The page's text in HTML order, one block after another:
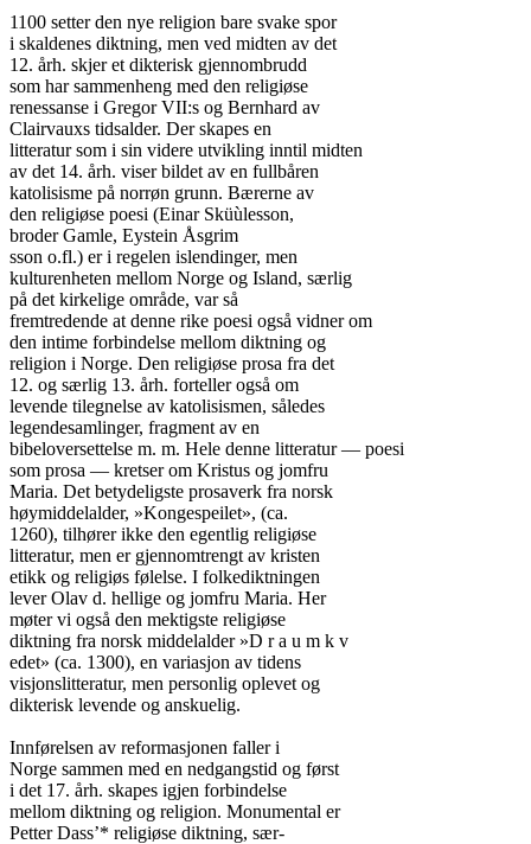
1100 setter den nye religion bare svake spor
i skaldenes diktning, men ved midten av det
12. årh. skjer et dikterisk gjennombrudd
som har sammenheng med den religiøse
renessanse i Gregor VII:s og Bernhard av
Clairvauxs tidsalder. Der skapes en
litteratur som i sin videre utvikling inntil midten
av det 14. årh. viser bildet av en fullbåren
katolisisme på norrøn grunn. Bærerne av
den religiøse poesi (Einar Sküùlesson,
broder Gamle, Eystein Åsgrim
sson o.fl.) er i regelen islendinger, men
kulturenheten mellom Norge og Island, særlig
på det kirkelige område, var så
fremtredende at denne rike poesi også vidner om
den intime forbindelse mellom diktning og
religion i Norge. Den religiøse prosa fra det
12. og særlig 13. årh. forteller også om
levende tilegnelse av katolisismen, således
legendesamlinger, fragment av en
bibeloversettelse m. m. Hele denne litteratur — poesi
som prosa — kretser om Kristus og jomfru
Maria. Det betydeligste prosaverk fra norsk
høymiddelalder, »Kongespeilet», (ca.
1260), tilhører ikke den egentlig religiøse
litteratur, men er gjennomtrengt av kristen
etikk og religiøs følelse. I folkediktningen
lever Olav d. hellige og jomfru Maria. Her
møter vi også den mektigste religiøse
diktning fra norsk middelalder »D r a u m k v
edet» (ca. 1300), en variasjon av tidens
visjonslitteratur, men personlig oplevet og
dikterisk levende og anskuelig.
Innførelsen av reformasjonen faller i
Norge sammen med en nedgangstid og først
i det 17. årh. skapes igjen forbindelse
mellom diktning og religion. Monumental er
Petter Dass’* religiøse diktning, sær-